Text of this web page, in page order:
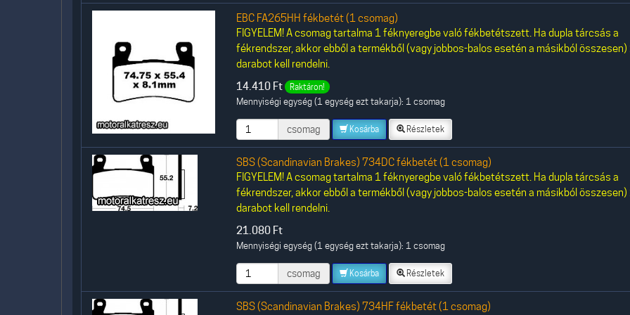
EBC FA265HH fékbetét (1 csomag)
FIGYELEM! A csomag tartalma 1 féknyeregbe való fékbetétszett. Ha dupla tárcsás a
fékrendszer, akkor ebből a termékből (vagy jobbos-balos esetén a másikból összesen)
darabot kell rendelni.
14.410 Ft Raktáron!
Mennyiségi egység (1 egység ezt takarja): 1 csomag
csomag Kosárba Részletek
SBS (Scandinavian Brakes) 734DC fékbetét (1 csomag)
FIGYELEM! A csomag tartalma 1 féknyeregbe való fékbetétszett. Ha dupla tárcsás a
fékrendszer, akkor ebből a termékből (vagy jobbos-balos esetén a másikból összesen)
darabot kell rendelni.
21.080 Ft
Mennyiségi egység (1 egység ezt takarja): 1 csomag
csomag Kosárba Részletek
SBS (Scandinavian Brakes) 734HF fékbetét (1 csomag)